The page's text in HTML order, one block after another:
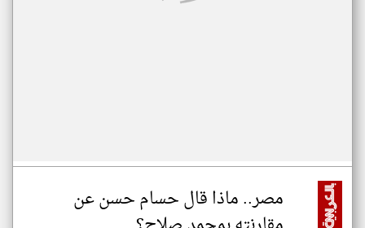
مصر.. ماذا قال حسام حسن عن